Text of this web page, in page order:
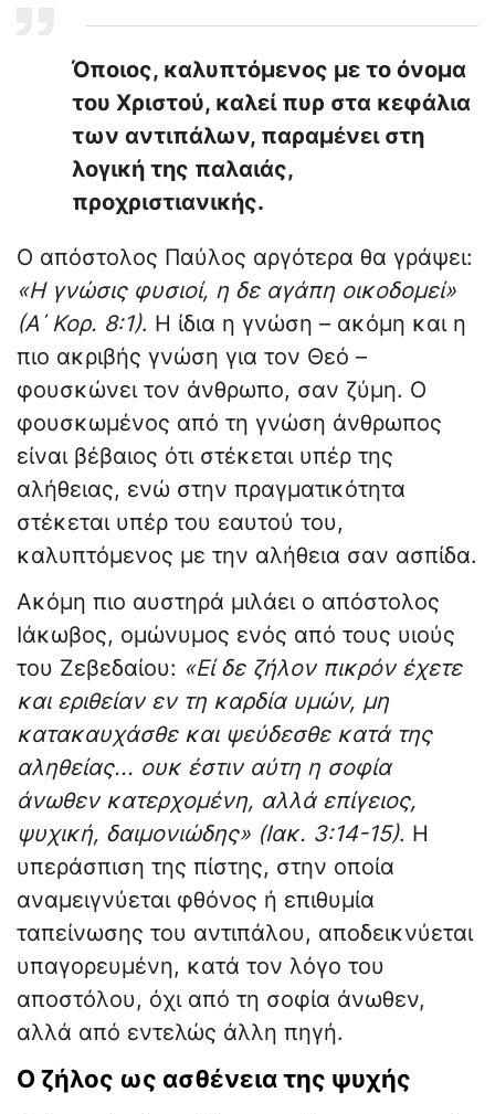
Όποιος, καλυπτόμενος με το όνομα
του Χριστού, καλεί πυρ στα κεφάλια
των αντιπάλων, παραμένει στη
λογική της παλαιάς,
προχριστιανικής.
Ο απόστολος Παύλος αργότερα θα γράψει:
«Η γνώσις φυσιοί, η δε αγάπη οικοδομεί»
(Α΄ Κορ. 8:1). Η ίδια η γνώση – ακόμη και η
πιο ακριβής γνώση για τον Θεό –
φουσκώνει τον άνθρωπο, σαν ζύμη. Ο
φουσκωμένος από τη γνώση άνθρωπος
είναι βέβαιος ότι στέκεται υπέρ της
αλήθειας, ενώ στην πραγματικότητα
στέκεται υπέρ του εαυτού του,
καλυπτόμενος με την αλήθεια σαν ασπίδα.
Ακόμη πιο αυστηρά μιλάει ο απόστολος
Ιάκωβος, ομώνυμος ενός από τους υιούς
του Ζεβεδαίου: «Εί δε ζήλον πικρόν έχετε
και εριθείαν εν τη καρδία υμών, μη
κατακαυχάσθε και ψεύδεσθε κατά της
αληθείας... ουκ έστιν αύτη η σοφία
άνωθεν κατερχομένη, αλλά επίγειος,
ψυχική, δαιμονιώδης» (Ιακ. 3:14-15). Η
υπεράσπιση της πίστης, στην οποία
αναμειγνύεται φθόνος ή επιθυμία
ταπείνωσης του αντιπάλου, αποδεικνύεται
υπαγορευμένη, κατά τον λόγο του
αποστόλου, όχι από τη σοφία άνωθεν,
αλλά από εντελώς άλλη πηγή.
Ο ζήλος ως ασθένεια της ψυχής